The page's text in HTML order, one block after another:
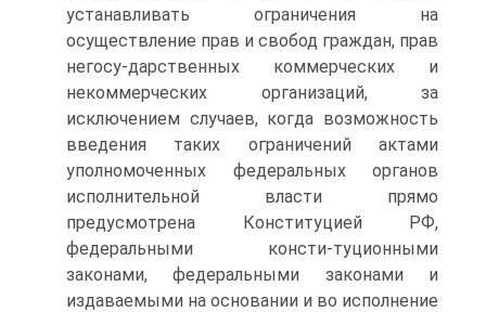
устанавливать ограничения на
осуществление прав и свобод граждан, прав
негосу-дарственных коммерческих и
некоммерческих организаций, за
исключением случаев, когда возможность
введения таких ограничений актами
уполномоченных федеральных органов
исполнительной власти прямо
предусмотрена Конституцией РФ,
федеральными консти-туционными
законами, федеральными законами и
издаваемыми на основании и во исполнение